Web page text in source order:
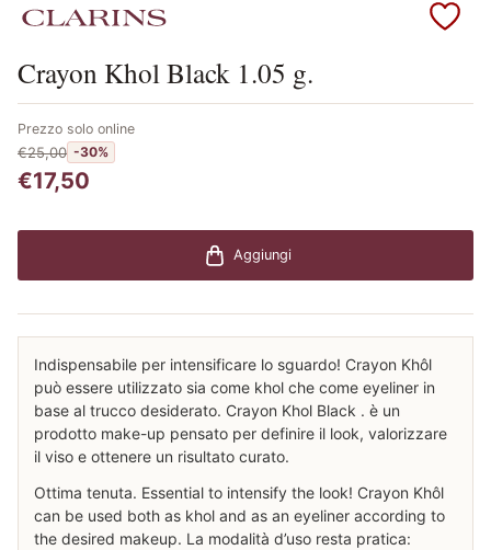
Scopri i prodotti Clarins
Crayon Khol Black 1.05 g.
Prezzo solo online
€25,00 -30%
€17,50
Aggiungi
Indispensabile per intensificare lo sguardo! Crayon Khôl
può essere utilizzato sia come khol che come eyeliner in
base al trucco desiderato. Crayon Khol Black . è un
prodotto make-up pensato per definire il look, valorizzare
il viso e ottenere un risultato curato.
Ottima tenuta. Essential to intensify the look! Crayon Khôl
can be used both as khol and as an eyeliner according to
the desired makeup. La modalità d’uso resta pratica: